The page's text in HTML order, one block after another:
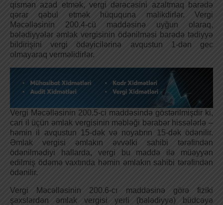
qismən azad etmək, vergi dərəcəsini azaltmaq barədə
qərar qəbul etmək hüququna malikdirlər. Vergi
Məcəlləsinin 200.4-cü maddəsinə uyğun olaraq,
bələdiyyələr əmlak vergisinin ödənilməsi barədə tədiyyə
bildirişini vergi ödəyicilərinə avqustun 1-dən gec
olmayaraq verməlidirlər.
Vergi Məcəlləsinin 200.5-ci maddəsində göstərilmişdir ki,
cari il üçün əmlak vergisinin məbləği bərabər hissələrlə –
həmin il avqustun 15-dək və noyabrın 15-dək ödənilir.
Əmlak vergisi əmlakın əvvəlki sahibi tərəfindən
ödənilmədiyi hallarda, vergi bu maddə ilə müəyyən
edilmiş ödəmə vaxtında həmin əmlakın sahibi tərəfindən
ödənilir.
Vergi Məcəlləsinin 200.6-cı maddəsinə görə fiziki
şəxslərdən əmlak vergisi yerli (bələdiyyə) büdcəyə